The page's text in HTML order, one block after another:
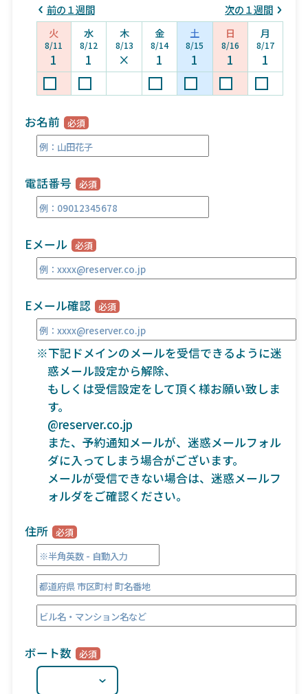
前の１週間
次の１週間
火
8/11
1
水
8/12
1
木
8/13
×
金
8/14
1
土
8/15
1
日
8/16
1
月
8/17
1
お名前
電話番号
Eメール
Eメール確認
※下記ドメインのメールを受信できるように迷
惑メール設定から解除、
もしくは受信設定をして頂く様お願い致しま
す。
@reserver.co.jp
また、予約通知メールが、迷惑メールフォル
ダに入ってしまう場合がございます。
メールが受信できない場合は、迷惑メールフ
ォルダをご確認ください。
住所
ボート数